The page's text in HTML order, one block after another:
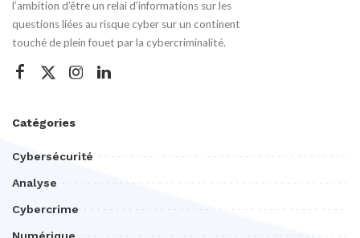
l’ambition d’être un relai d’informations sur les
questions liées au risque cyber sur un continent
touché de plein fouet par la cybercriminalité.
Catégories
Cybersécurité
Analyse
Cybercrime
Numérique